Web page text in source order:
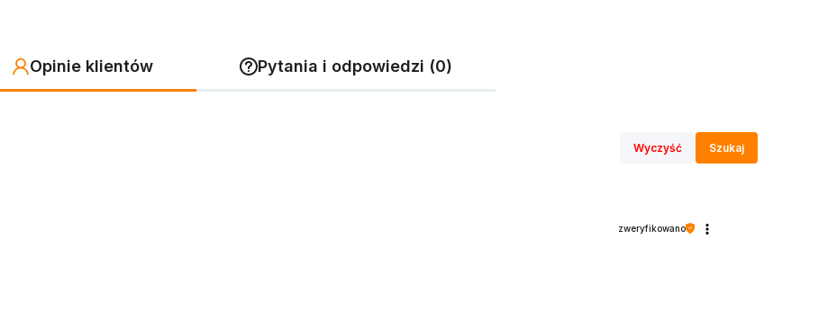
Opinie klientów Pytania i odpowiedzi (0)
Wyczyść Szukaj
zweryfikowano